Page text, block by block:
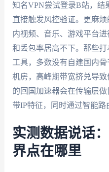
知名VPN尝试登录B站，结
直接触发风控验证。更麻
内视频、音乐、游戏平台
和丢包率居高不下。那些
工具，多数没有自建国内
机房，高峰期带宽挤兑导
的回国加速器会在传输层
带IP特征，同时通过智能路
实测数据说话
界点在哪里